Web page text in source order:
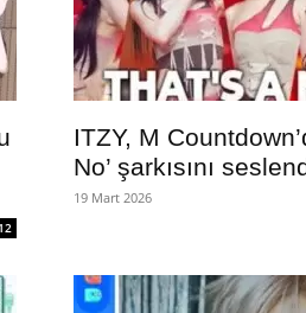
ITZY, M
No’ şarkısını
19 Mart 2026